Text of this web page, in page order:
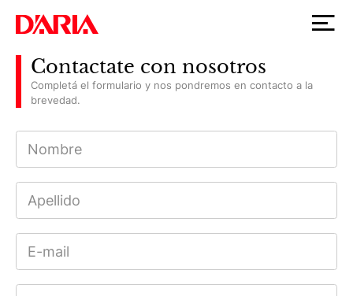
Contactate con nosotros
Completá el formulario y nos pondremos en contacto a la
brevedad.